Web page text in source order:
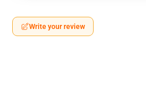
Write your review